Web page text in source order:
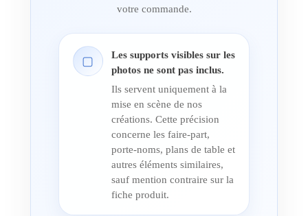
votre commande.
▢
Les supports visibles sur les
photos ne sont pas inclus.
Ils servent uniquement à la
mise en scène de nos
créations. Cette précision
concerne les faire-part,
porte-noms, plans de table et
autres éléments similaires,
sauf mention contraire sur la
fiche produit.